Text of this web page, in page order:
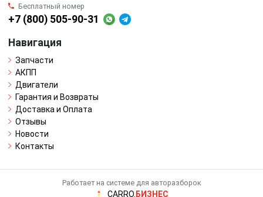
Бесплатный номер
+7 (800) 505-90-31
Навигация
Запчасти
АКПП
Двигатели
Гарантия и Возвраты
Доставка и Оплата
Отзывы
Новости
Контакты
Работает на системе для авторазборок
CARRO. БИЗНЕС